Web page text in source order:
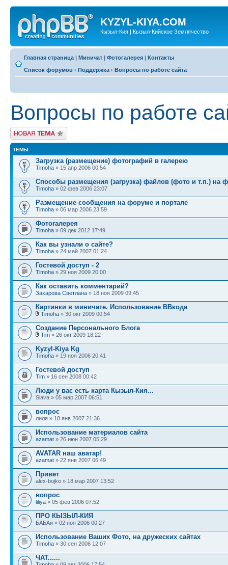
KYZYL-KIYA.COM
Кызыл-Кия | Кызыл-Кийское Землячество
Главная страница | Миничат | Фотогалерея | Контакты
Список форумов ‹ Поддержка ‹ Вопросы по работе сайта
Вопросы по работе
Новая тема
ТЕМЫ
Загрузка (размещение) фотографий в галерею
Timoha » 15 апр 2006 00:54
Способы размещения (загрузка) файлов (фото и т.п.) на
Timoha » 02 фев 2006 23:07
Размещение сообщения на форуме и портале
Timoha » 06 мар 2006 23:59
Фотогалерея
Timoha » 09 дек 2012 17:49
Как вы узнали о сайте?
Timoha » 24 май 2007 01:24
Гостевой доступ - 2
Timoha » 29 ноя 2009 20:00
Как оставить комментарий?
Захарова Светлана » 18 ноя 2009 09:45
Картинки в миничате. Использование ВВкода
Timoha » 30 окт 2009 00:54
Создание Персонального Блога
Tim » 26 окт 2009 18:22
Kyzyl-Kiya Kg
Timoha » 19 ноя 2006 20:41
Гостевой доступ
Tim » 16 сен 2008 00:42
Люди у вас есть карта Кызыл-Кия...
Slava » 05 мар 2007 06:51
вопрос
лиля » 18 янв 2007 21:36
Использование материалов сайта
azamat » 26 июн 2007 05:29
AVATAR наш аватар!
azamat » 22 янв 2007 06:49
Привет
alex-bojko » 18 мар 2007 13:52
вопрос
liliya » 05 фев 2006 07:52
ПРО КЫЗЫЛ-КИЯ
БАБАи » 02 ноя 2006 00:27
Использование Ваших Фото, на дружеских сайтах
Timoha » 30 сен 2006 12:07
ЧАТ......